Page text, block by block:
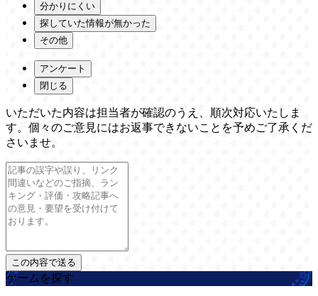
分かりにくい
探していた情報が無かった
その他
アンケート
閉じる
いただいた内容は担当者が確認のうえ、順次対応いたしま
す。個々のご意見にはお返事できないことを予めご了承くだ
さいませ。
ゲームを探す